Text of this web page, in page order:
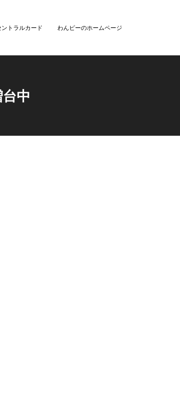
ントラルカード わんピーのホームページ
中